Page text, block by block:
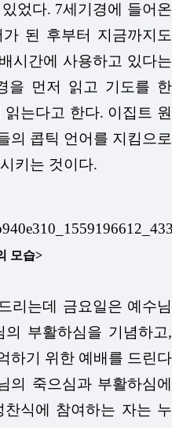
었다. 7세기경에 들어온
된 후부터 지금까지도
시간에 사용하고 있다는
을 먼저 읽고 기도를 한
읽는다고 한다. 이집트 원
의 콥틱 언어를 지킴으로
키는 것이다.
모습>
리는데 금요일은 예수님
부활하심을 기념하고,
하기 위한 예배를 드린다
의 죽으심과 부활하심에
식에 참여하는 자는 누